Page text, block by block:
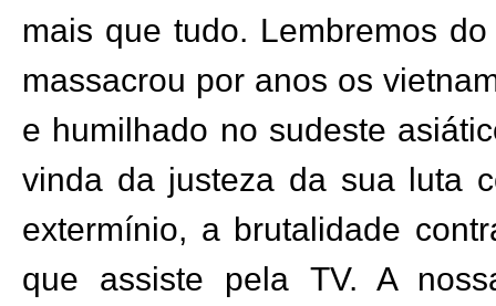
mais que tudo. Lembremos
massacrou por anos os
e humilhado no sudeste
vinda da justeza da sua luta
extermínio, a brutalidade
que assiste pela TV. A